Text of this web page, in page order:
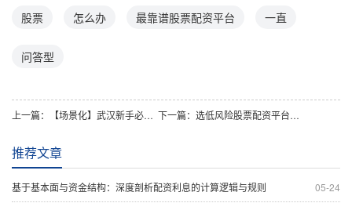
股票 怎么办 最靠谱股票配资平台 一直
问答型
上一篇： 【场景化】武汉新手必看！2025年适合的股票配资平台实测推荐 下一篇： 选低风险股票配资平台推荐，安全投资新选择
推荐文章
05-24
基于基本面与资金结构：深度剖析配资利息的计算逻辑与规则